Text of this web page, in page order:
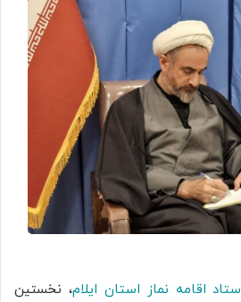
ستاد اقامه نماز استان ایلام، نخستین